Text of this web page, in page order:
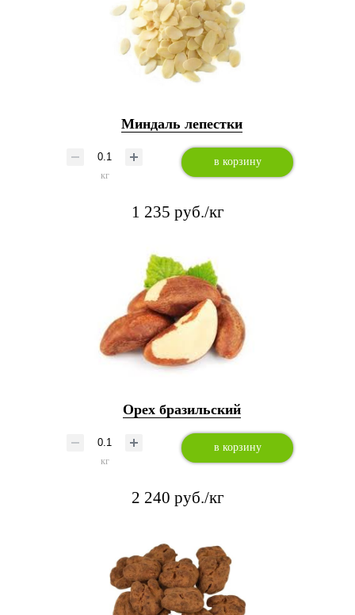
Миндаль лепестки
кг
в корзину
1 235 руб./кг
Орех бразильский
кг
в корзину
2 240 руб./кг